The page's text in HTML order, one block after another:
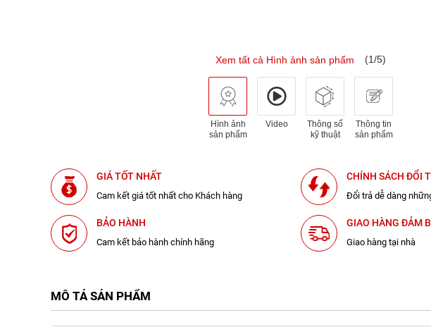
Xem tất cả Hình ảnh sản phẩm (1/5)
Hình ảnh
sản phẩm
Video
Thông số
kỹ thuật
Thông tin
sản phẩm
GIÁ TỐT NHẤT
Cam kết giá tốt nhất cho Khách hàng
CHÍNH SÁCH ĐỔI
Đổi trả dễ dàng
BẢO HÀNH
Cam kết bảo hành chính hãng
GIAO HÀNG ĐẢM
Giao hàng tại nhà
MÔ TẢ SẢN PHẨM